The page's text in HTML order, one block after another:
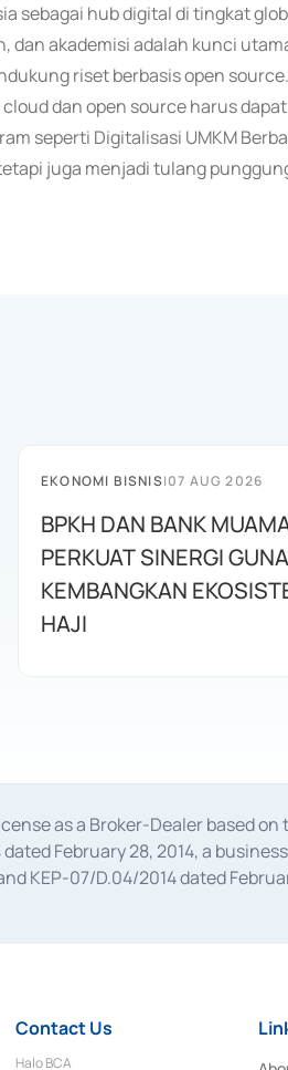
sebagai hub digital di tingkat
dan akademisi adalah kunci
riset berbasis open source.
dan open source harus
seperti Digitalisasi UMKM
juga menjadi tulang
EKONOMI BISNIS|07 AUG 2026
BPKH DAN BANK
PERKUAT SINERGI GUNA
KEMBANGKAN
HAJI
as a Broker-Dealer based
dated February 28, 2014, a
KEP-07/D.04/2014 dated
of the Financial Services
whose license was issued in 2018.
Contact Us
Halo BCA